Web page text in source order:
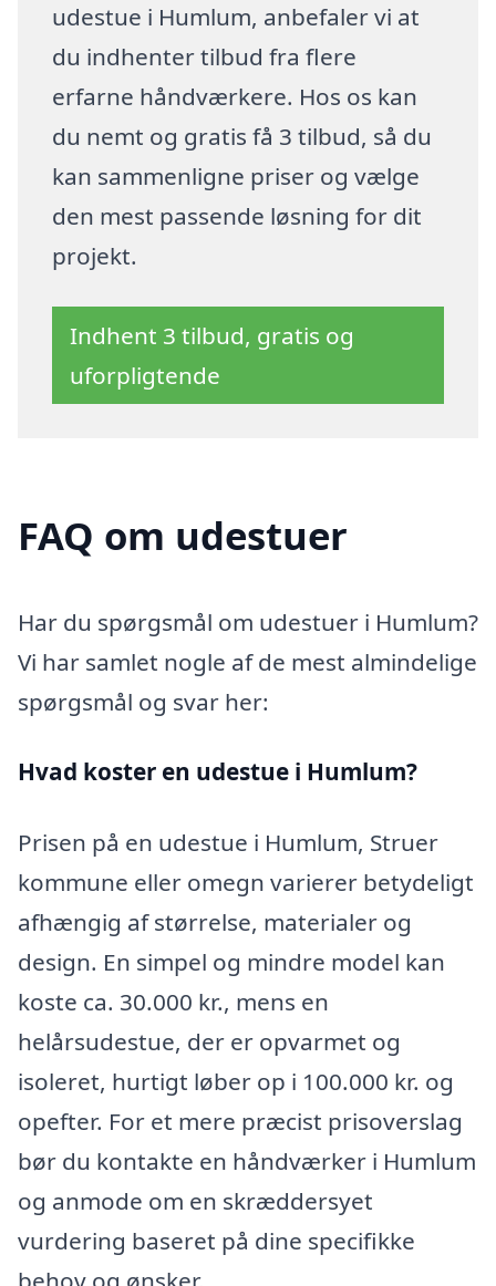
udestue i Humlum, anbefaler vi at
du indhenter tilbud fra flere
erfarne håndværkere. Hos os kan
du nemt og gratis få 3 tilbud, så du
kan sammenligne priser og vælge
den mest passende løsning for dit
projekt.
Indhent 3 tilbud, gratis og
uforpligtende
FAQ om udestuer
Har du spørgsmål om udestuer i Humlum?
Vi har samlet nogle af de mest almindelige
spørgsmål og svar her:
Hvad koster en udestue i Humlum?
Prisen på en udestue i Humlum, Struer
kommune eller omegn varierer betydeligt
afhængig af størrelse, materialer og
design. En simpel og mindre model kan
koste ca. 30.000 kr., mens en
helårsudestue, der er opvarmet og
isoleret, hurtigt løber op i 100.000 kr. og
opefter. For et mere præcist prisoverslag
bør du kontakte en håndværker i Humlum
og anmode om en skræddersyet
vurdering baseret på dine specifikke